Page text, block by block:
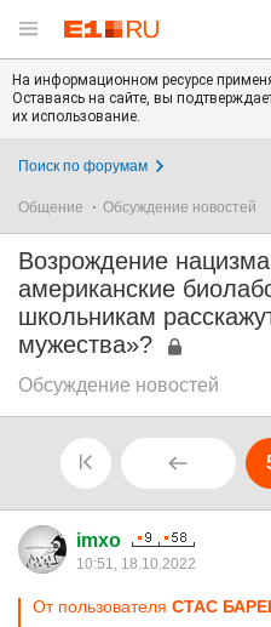
На информационном ресурсе
Оставаясь на сайте, вы
их использование.
Поиск по форумам
Общение Обсуждение новостей
Возрождение
американские
школьникам
мужества»?
Обсуждение новостей
imxo
10:51, 18.10.2022
От пользователя СТАС